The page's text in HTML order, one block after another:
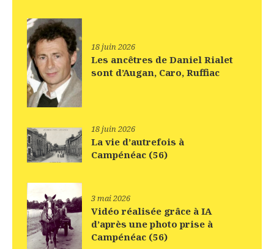
18 juin 2026
Les ancêtres de Daniel Rialet
sont d’Augan, Caro, Ruffiac
18 juin 2026
La vie d’autrefois à
Campénéac (56)
3 mai 2026
Vidéo réalisée grâce à IA
d’après une photo prise à
Campénéac (56)